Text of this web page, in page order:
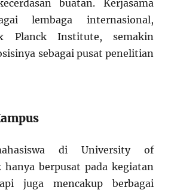
buatan. Kerjasama
lembaga internasional,
Planck Institute, semakin
sebagai pusat penelitian
di University of
berpusat pada kegiatan
juga mencakup berbagai